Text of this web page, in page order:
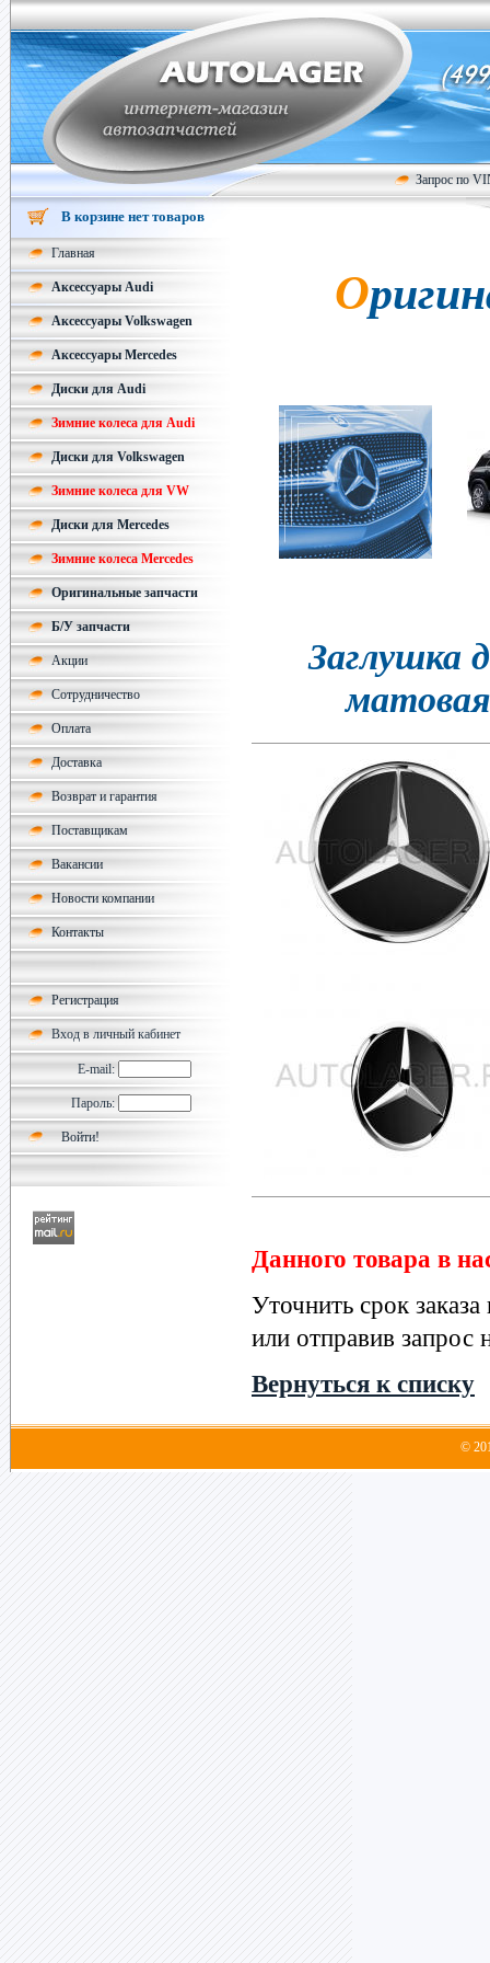
Запрос по
В корзине нет товаров
Главная
Аксессуары Audi
Аксессуары Volkswagen
Аксессуары Mercedes
Диски для Audi
Зимние колеса для Audi
Диски для Volkswagen
Зимние колеса для VW
Диски для Mercedes
Зимние колеса Mercedes
Оригинальные запчасти
Б/У запчасти
Акции
Сотрудничество
Оплата
Доставка
Возврат и гарантия
Поставщикам
Вакансии
Новости компании
Контакты
Регистрация
Вход в личный кабинет
E-mail:
Пароль:
Оригинальные колесные диски
Заглушка
Данного товара в
Уточнить срок
или отправив запрос
Вернуться к списку
©